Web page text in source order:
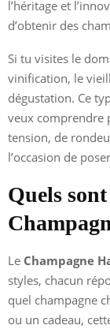
l’héritage et
d’obtenir des
Si tu visites le
vinification, le
dégustation. Ce
veux comprendre
tension, de
l’occasion de
Quels
Le Champagne
styles, chacun
quel champagne
ou un cadeau,